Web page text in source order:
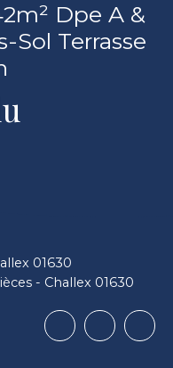
Dpe A &
Sol Terrasse
01630
- Challex 01630